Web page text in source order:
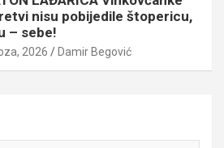
nisu pobijedile štopericu,
– sebe!
2026 Damir Begović